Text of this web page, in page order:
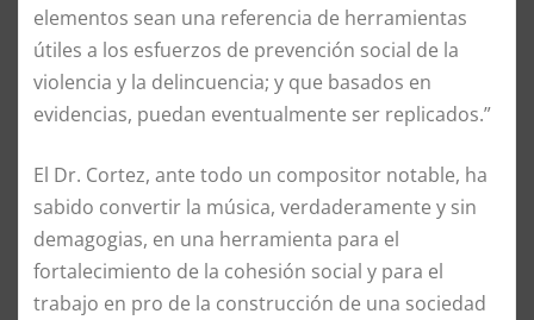
elementos sean una referencia de herramientas
útiles a los esfuerzos de prevención social de la
violencia y la delincuencia; y que basados en
evidencias, puedan eventualmente ser replicados.”
El Dr. Cortez, ante todo un compositor notable, ha
sabido convertir la música, verdaderamente y sin
demagogias, en una herramienta para el
fortalecimiento de la cohesión social y para el
trabajo en pro de la construcción de una sociedad